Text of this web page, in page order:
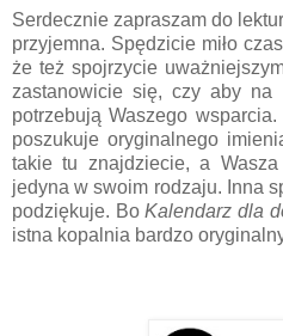
Serdecznie zapraszam do
przyjemna. Spędzicie miło
że też spojrzycie
zastanowicie się, czy aby
potrzebują Waszego
poszukuje oryginalnego
takie tu znajdziecie, a
jedyna w swoim rodzaju. Inna
podziękuje. BoKalendarz dla
istna kopalnia bardzo